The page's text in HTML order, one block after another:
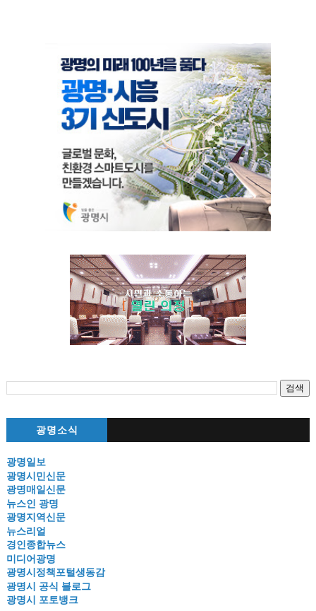
광명소식
광명일보
광명시민신문
광명매일신문
뉴스인 광명
광명지역신문
뉴스리얼
경인종합뉴스
미디어광명
광명시정책포털생동감
광명시 공식 블로그
광명시 포토뱅크